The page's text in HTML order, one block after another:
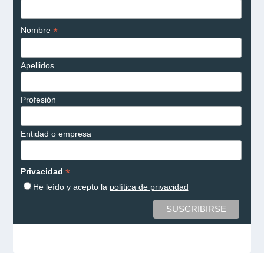
Nombre *
Apellidos
Profesión
Entidad o empresa
Privacidad *
He leído y acepto la política de privacidad